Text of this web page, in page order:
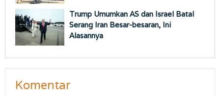
Trump Umumkan AS dan Israel Batal
Serang Iran Besar-besaran, Ini
Alasannya
Komentar